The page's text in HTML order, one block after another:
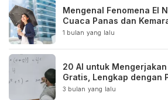
Mengenal Fenomena El
Cuaca Panas dan
1 bulan yang lalu
20 AI untuk
Gratis, Lengkap dengan
3 bulan yang lalu